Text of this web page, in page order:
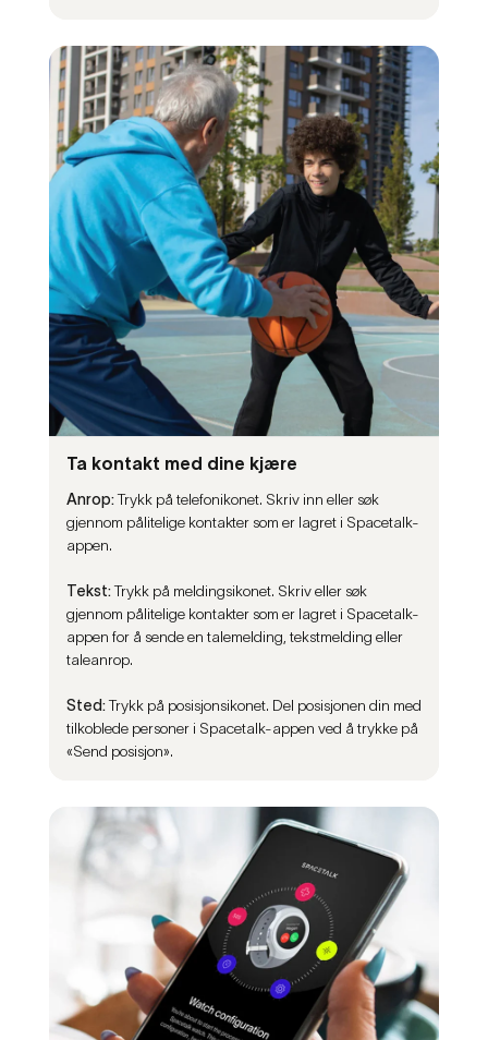
Ta kontakt med dine kjære
Anrop:Trykk på telefonikonet. Skriv inn eller søk
gjennom pålitelige kontakter som er lagret i Spacetalk-
appen.
Tekst:Trykk på meldingsikonet. Skriv eller søk
gjennom pålitelige kontakter som er lagret i Spacetalk-
appen for å sende en talemelding, tekstmelding eller
taleanrop.
Sted:Trykk på posisjonsikonet. Del posisjonen din med
tilkoblede personer i Spacetalk-appen ved å trykke på
«Send posisjon».